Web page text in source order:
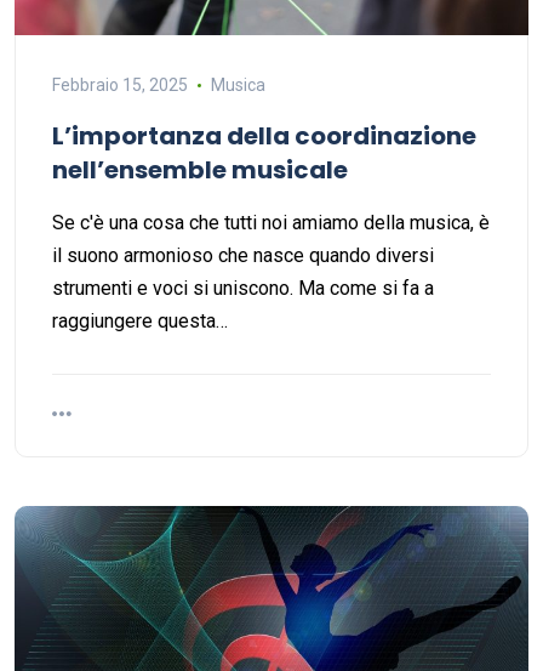
Febbraio 15, 2025 Musica
L’importanza della coordinazione
nell’ensemble musicale
Se c'è una cosa che tutti noi amiamo della musica, è
il suono armonioso che nasce quando diversi
strumenti e voci si uniscono. Ma come si fa a
raggiungere questa…